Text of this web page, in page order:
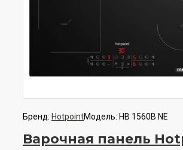
Бренд: HotpointМодель: HB 1560B NE
Варочная панель